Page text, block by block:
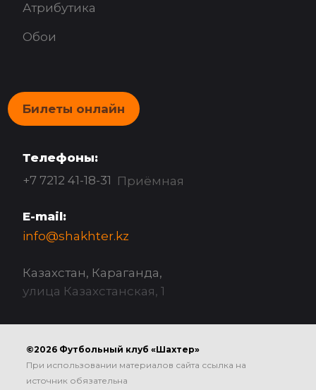
Атрибутика
Обои
Билеты онлайн
Телефоны:
+7 7212 41-18-31 Приёмная
E-mail:
info@shakhter.kz
Казахстан, Караганда,
улица Казахстанская, 1
©2026 Футбольный клуб «Шахтер»
При использовании материалов сайта ссылка на
источник обязательна